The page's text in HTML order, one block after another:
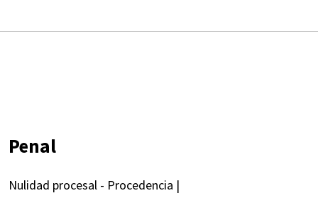
Penal
Nulidad procesal - Procedencia |